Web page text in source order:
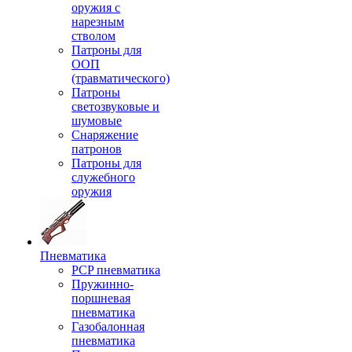
оружия с
нарезным
стволом
Патроны для
ООП
(травматического)
Патроны
светозвуковые и
шумовые
Снаряжение
патронов
Патроны для
служебного
оружия
Пневматика
PCP пневматика
Пружинно-
поршневая
пневматика
Газобалонная
пневматика